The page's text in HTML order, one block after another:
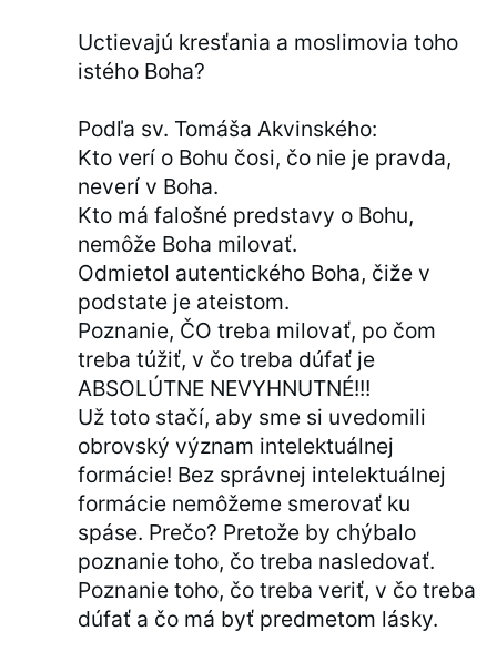
Uctievajú kresťania a moslimovia toho
istého Boha?
Podľa sv. Tomáša Akvinského:
Kto verí o Bohu čosi, čo nie je pravda,
neverí v Boha.
Kto má falošné predstavy o Bohu,
nemôže Boha milovať.
Odmietol autentického Boha, čiže v
podstate je ateistom.
Poznanie, ČO treba milovať, po čom
treba túžiť, v čo treba dúfať je
ABSOLÚTNE NEVYHNUTNÉ!!!
Už toto stačí, aby sme si uvedomili
obrovský význam intelektuálnej
formácie! Bez správnej intelektuálnej
formácie nemôžeme smerovať ku
spáse. Prečo? Pretože by chýbalo
poznanie toho, čo treba nasledovať.
Poznanie toho, čo treba veriť, v čo treba
dúfať a čo má byť predmetom lásky.